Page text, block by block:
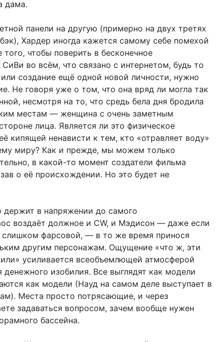
дама.
панели на другую (примерно на двух третях
Хардер иногда кажется самому себе помехой
чтобы поверить в бесконечное
во всём, что связано с интернетом, будь то
создание ещё одной новой личности, нужно
Не говоря уже о том, что она вряд ли могла так
несмотря на то, что средь бела дня бродила
местам — женщина с очень заметным
лица. Является ли это физическое
кипящей ненависти к тем, кто «отравляет воду»
миру? Как и прежде, мы можем только
в какой-то момент создатели фильма
о её происхождении. Но это будет не
держит в напряжении до самого
воздаёт должное и CW, и Мэдисон — даже если
слишком фарсовой, — в то же время принося
другим персонажам. Ощущение «что ж, эти
усиливается всеобъемлющей атмосферой
изобилия. Все выглядят как модели
как модели (Науд на самом деле выступает в
Места просто потрясающие, и через
задаваться вопросом, зачем вообще нужен
бассейна.